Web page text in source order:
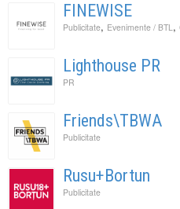
FINEWISE
Publicitate, Evenimente / BTL,
Lighthouse PR
PR
Friends\TBWA
Publicitate
Rusu+Bortun
Publicitate